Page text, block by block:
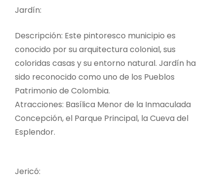
Jardín:
Descripción: Este pintoresco municipio es
conocido por su arquitectura colonial, sus
coloridas casas y su entorno natural. Jardín ha
sido reconocido como uno de los Pueblos
Patrimonio de Colombia.
Atracciones: Basílica Menor de la Inmaculada
Concepción, el Parque Principal, la Cueva del
Esplendor.
Jericó: